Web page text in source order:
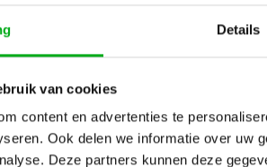
Details
van cookies
content en advertenties te
Ook delen we informatie over uw
Deze partners kunnen deze
Je kunt